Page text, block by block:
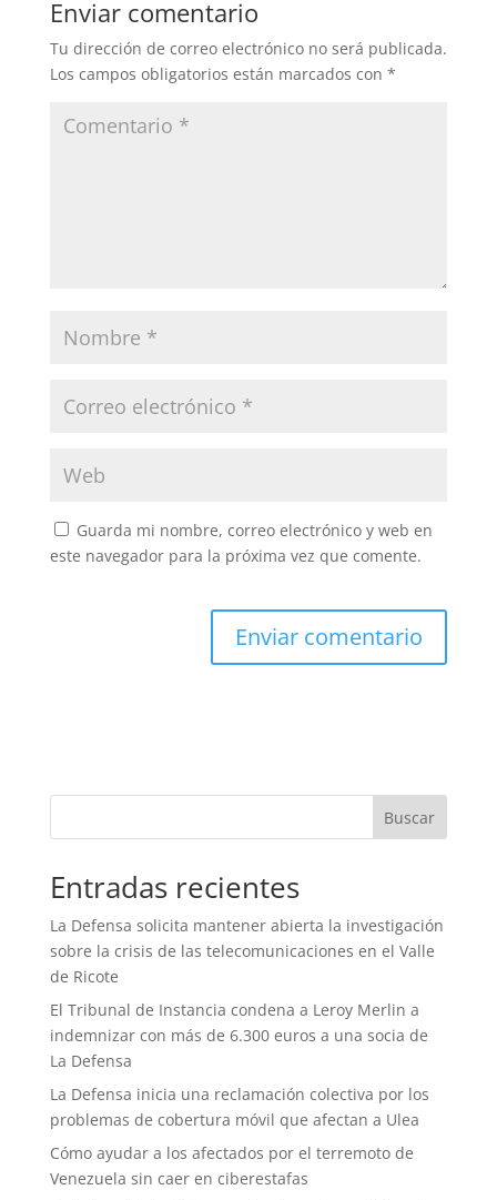
o
o
o
n
tir
Enviar comentario
Tu dirección de correo electrónico no será publicada.
Los campos obligatorios están marcados con *
Guarda mi nombre, correo electrónico y web en
este navegador para la próxima vez que comente.
Buscar
Entradas recientes
La Defensa solicita mantener abierta la investigación
sobre la crisis de las telecomunicaciones en el Valle
de Ricote
El Tribunal de Instancia condena a Leroy Merlin a
indemnizar con más de 6.300 euros a una socia de
La Defensa
La Defensa inicia una reclamación colectiva por los
problemas de cobertura móvil que afectan a Ulea
Cómo ayudar a los afectados por el terremoto de
Venezuela sin caer en ciberestafas